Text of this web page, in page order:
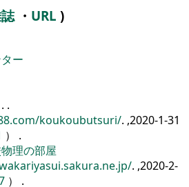
・ URL )
ー
.
koukoubutsuri/. ,2020-1-31
） .
理の部屋
. ,2020-2-
） .